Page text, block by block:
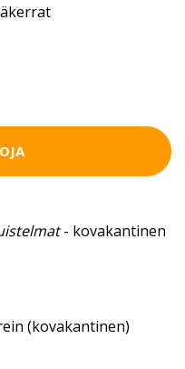
- kovakantinen
(kovakantinen)